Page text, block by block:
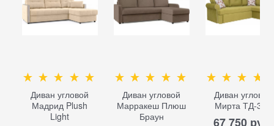
Диван угловой
Мадрид Plush
Light
Диван угловой
Марракеш Плюш
Браун
Диван угловой
Мирта ТД-309
67 750 руб.